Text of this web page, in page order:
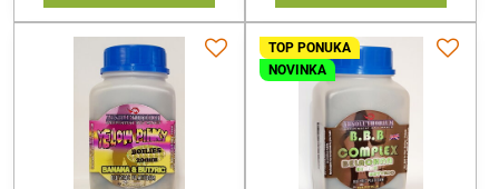
Absoluthorium BOILIES 1 KG
Black Way. ZA 1KG KŔMNEHO
BOILIES = 2€/1KG Celkovo tak
získate prefektnú chytaciu
zostavu a cena boilies Vás tak
Vyjde na...
TOP PONUKA
NOVINKA